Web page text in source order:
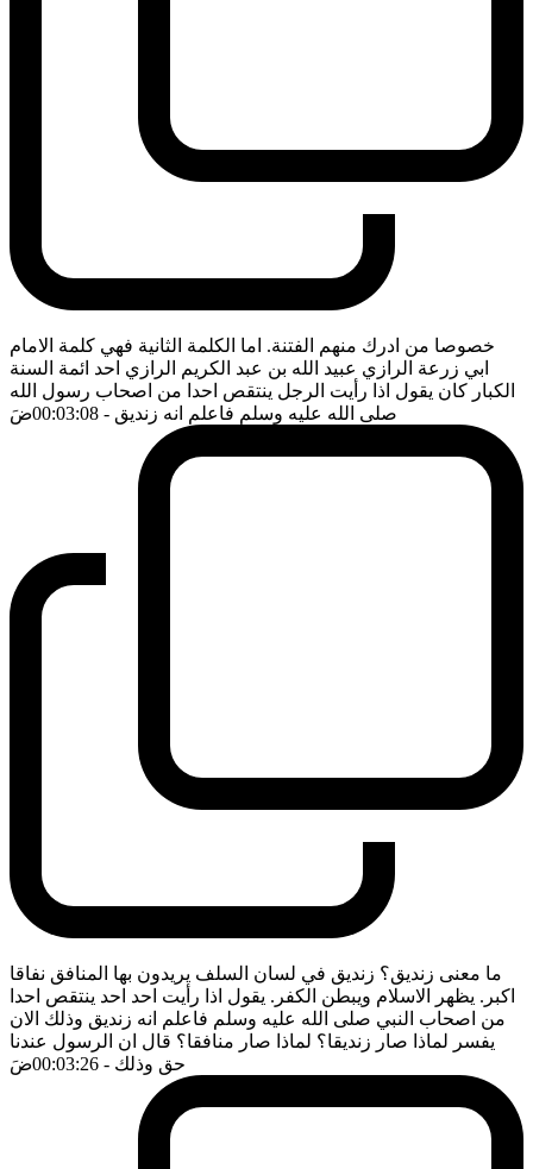
خصوصا من ادرك منهم الفتنة. اما الكلمة الثانية فهي كلمة الامام
ابي زرعة الرازي عبيد الله بن عبد الكريم الرازي احد ائمة السنة
الكبار كان يقول اذا رأيت الرجل ينتقص احدا من اصحاب رسول الله
صلى الله عليه وسلم فاعلم انه زنديق - 00:03:08 ضَ
ما معنى زنديق؟ زنديق في لسان السلف يريدون بها المنافق نفاقا
اكبر. يظهر الاسلام ويبطن الكفر. يقول اذا رأيت احد احد ينتقص احدا
من اصحاب النبي صلى الله عليه وسلم فاعلم انه زنديق وذلك الان
يفسر لماذا صار زنديقا؟ لماذا صار منافقا؟ قال ان الرسول عندنا
حق وذلك - 00:03:26 ضَ